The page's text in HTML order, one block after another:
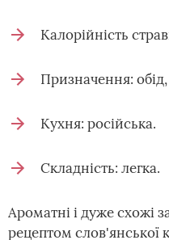
Калорійність
Призначення:
Кухня: російська.
Складність: легка.
Ароматні і дуже схожі
рецептом слов'янської